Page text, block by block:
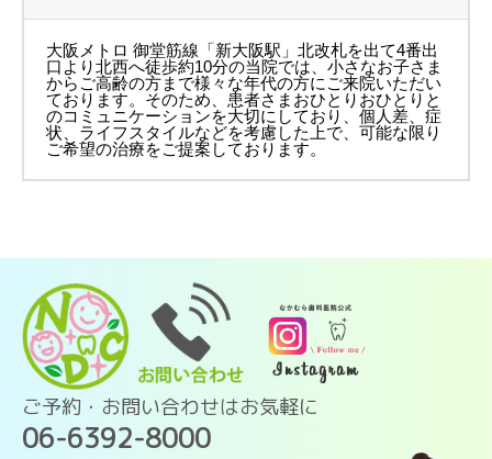
大阪メトロ 御堂筋線「新大阪駅」北改札を出て4番出
口より北西へ徒歩約10分の当院では、小さなお子さま
からご高齢の方まで様々な年代の方にご来院いただい
ております。そのため、患者さまおひとりおひとりと
のコミュニケーションを大切にしており、個人差、症
状、ライフスタイルなどを考慮した上で、可能な限り
ご希望の治療をご提案しております。
ご予約・お問い合わせはお気軽に
06-6392-8000